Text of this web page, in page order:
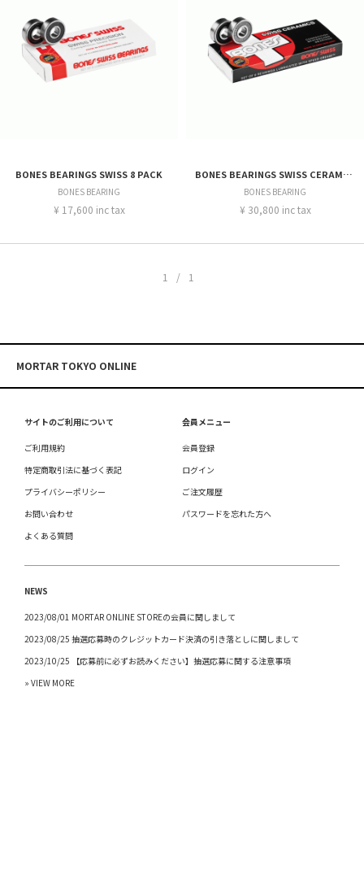
BONES BEARINGS SWISS 8 PACK
BONES BEARING
¥ 17,600 inc tax
BONES BEARINGS SWISS CERAMIC 8 PACK
BONES BEARING
¥ 30,800 inc tax
1/1
MORTAR TOKYO ONLINE
サイトのご利用について
ご利用規約
特定商取引法に基づく表記
プライバシーポリシー
お問い合わせ
よくある質問
会員メニュー
会員登録
ログイン
ご注文履歴
パスワードを忘れた方へ
NEWS
2023/08/01 MORTAR ONLINE STOREの会員に関しまして
2023/08/25 抽選応募時のクレジットカード決済の引き落としに関しまして
2023/10/25 【応募前に必ずお読みください】抽選応募に関する注意事項
» VIEW MORE